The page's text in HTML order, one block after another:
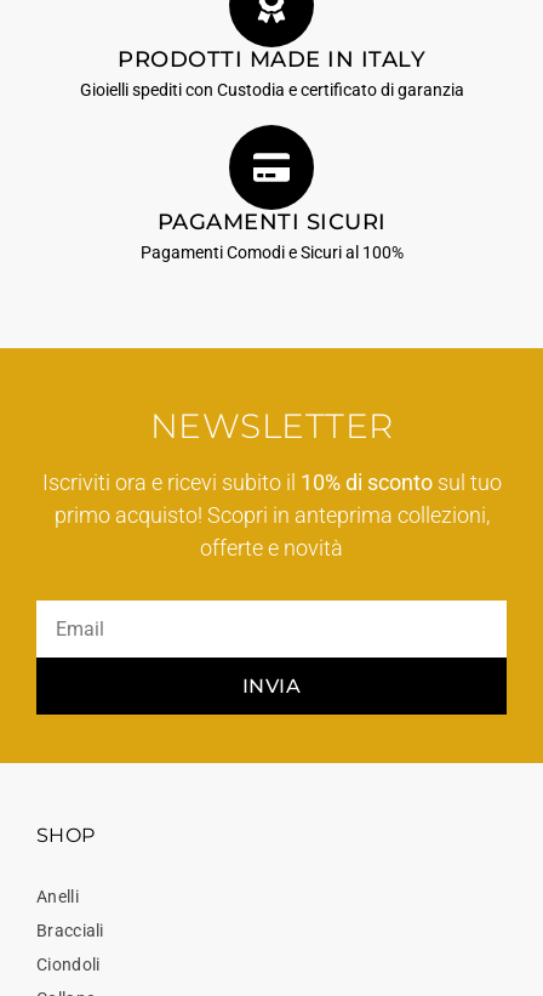
PRODOTTI MADE IN ITALY
Gioielli spediti con Custodia e certificato di garanzia
PAGAMENTI SICURI
Pagamenti Comodi e Sicuri al 100%
NEWSLETTER
Iscriviti ora e ricevi subito il 10% di scontosul tuo
primo acquisto! Scopri in anteprima collezioni,
offerte e novità
INVIA
SHOP
Anelli
Bracciali
Ciondoli